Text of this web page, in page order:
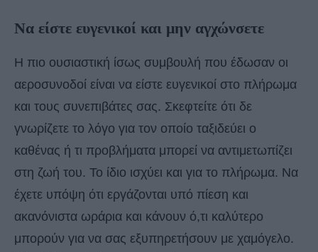
Nα είστε ευγενικοί και μην αγχώνσετε
Η πιο ουσιαστική ίσως συμβουλή που έδωσαν οι
αεροσυνοδοί είναι να είστε ευγενικοί στο πλήρωμα
και τους συνεπιβάτες σας. Σκεφτείτε ότι δε
γνωρίζετε το λόγο για τον οποίο ταξιδεύει ο
καθένας ή τι προβλήματα μπορεί να αντιμετωπίζει
στη ζωή του. Το ίδιο ισχύει και για το πλήρωμα. Να
έχετε υπόψη ότι εργάζονται υπό πίεση και
ακανόνιστα ωράρια και κάνουν ό,τι καλύτερο
μπορούν για να σας εξυπηρετήσουν με χαμόγελο.